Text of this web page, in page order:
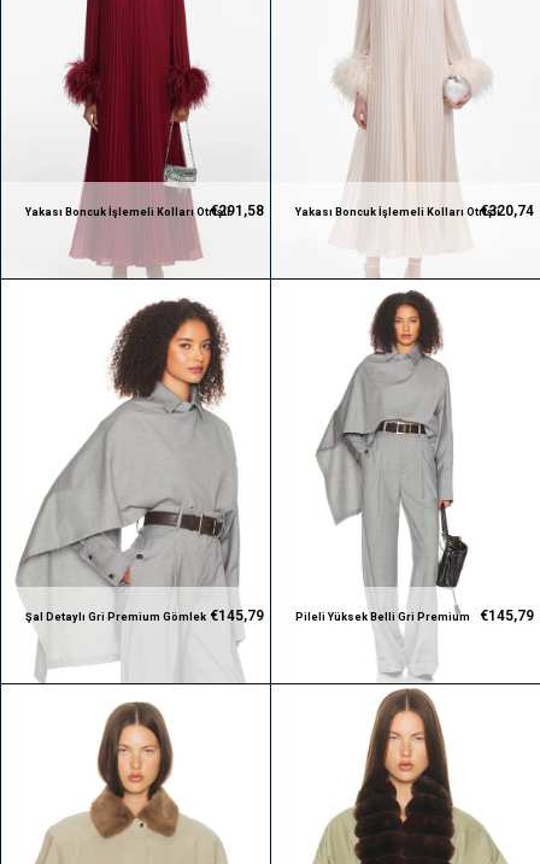
Yakası Boncuk İşlemeli Kolları Otrişli
Pileli Maksi Premium Bordo Elbise
€291,58
Yakası Boncuk İşlemeli Kolları Otrişli€320,74
Şal Detaylı Gri Premium Gömlek €145,79
Pileli Yüksek Belli Gri Premium
€145,79